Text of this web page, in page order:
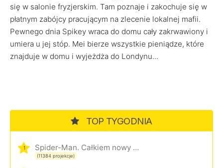
się w salonie fryzjerskim. Tam poznaje i zakochuje się w
płatnym zabójcy pracującym na zlecenie lokalnej mafii.
Pewnego dnia Spikey wraca do domu cały zakrwawiony i
umiera u jej stóp. Mei bierze wszystkie pieniądze, które
znajduje w domu i wyjeżdża do Londynu...
TOP TYGODNIA
1 Spider-Man. Całkiem nowy dzień
(11384 projekcje)